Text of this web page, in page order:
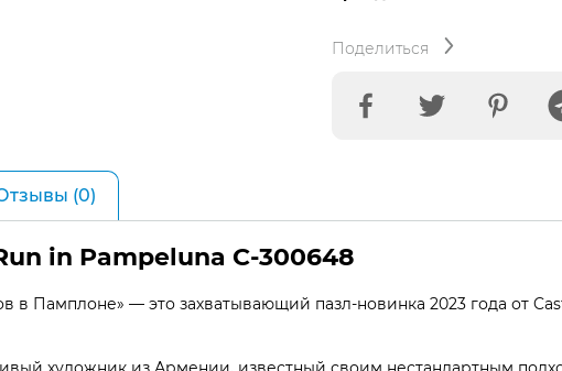
Поделиться
(0)
in Pampeluna C-300648
в Памплоне» — это захватывающий пазл-новинка 2023 года от